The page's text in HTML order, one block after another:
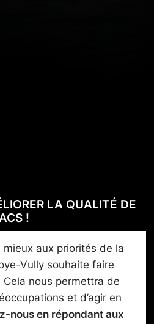
LA QUALITÉ DE
!
aux priorités de la
Vully souhaite faire
nous permettra de
et d’agir en
nous en répondant aux